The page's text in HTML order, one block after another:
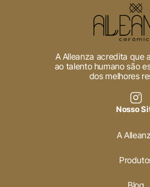
A Alleanza acredita que
ao talento humano são
dos melhores
Nosso
A
Blog